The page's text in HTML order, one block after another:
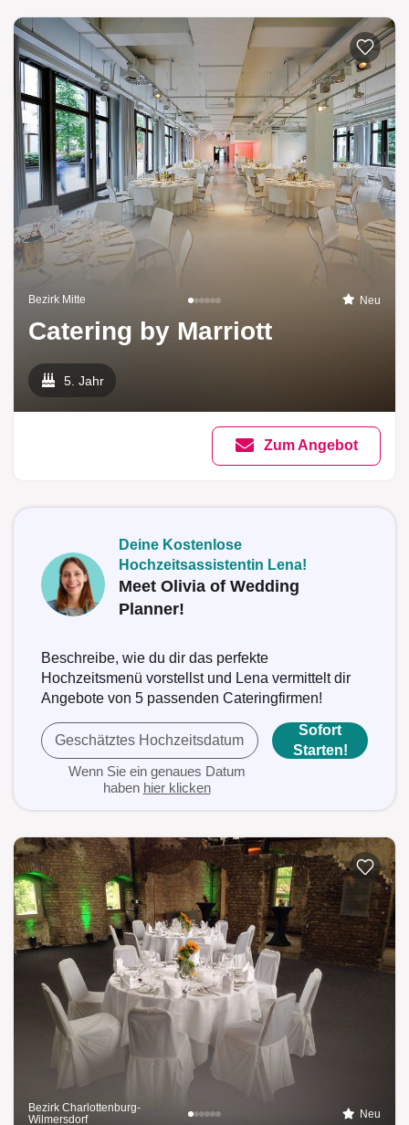
Bezirk Mitte Neu
Catering by Marriott
5. Jahr
Zum Angebot
Deine Kostenlose
Hochzeitsassistentin Lena!
Meet Olivia of Wedding
Planner!
Beschreibe, wie du dir das perfekte
Hochzeitsmenü vorstellst und Lena vermittelt dir
Angebote von 5 passenden Cateringfirmen!
Geschätztes Hochzeitsdatum
Wenn Sie ein genaues Datum
haben hier klicken
Sofort
Starten!
Bezirk Charlottenburg-
Wilmersdorf
Neu